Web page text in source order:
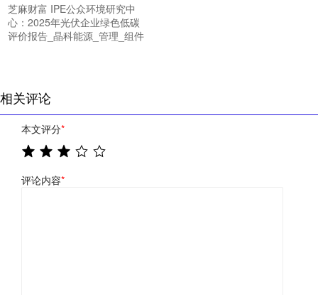
芝麻财富 IPE公众环境研究中
心：2025年光伏企业绿色低碳
评价报告_晶科能源_管理_组件
相关评论
本文评分*
评论内容*